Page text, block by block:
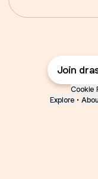
Join
Cookie
Explore •